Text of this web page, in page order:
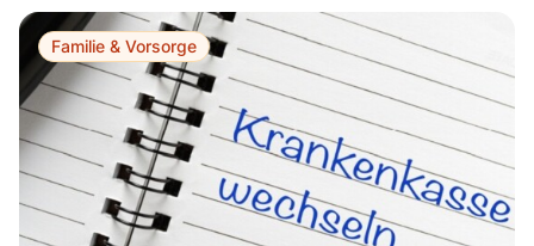
Familie & Vorsorge